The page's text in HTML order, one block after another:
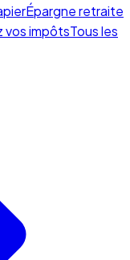
Épargne retraite
vos impôtsTous les